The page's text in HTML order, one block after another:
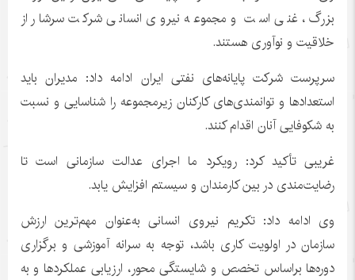
بزرگ، غنی است و مجموعه نیروی انسانی شرکت سرشار از
خلاقیت و نوآوری هستند.
سرپرست شرکت پایانه‌های نفتی ایران ادامه داد: مدیران باید
استعدادها و توانمندی‌های کارکنان زیرمجموعه را شناسایی و نسبت
به شکوفایی آنان اقدام کنند.
غریبی تأکید کرد: رویکرد ما اجرای عدالت سازمانی است تا
رضایت‌مندی در بین کارمندان و سیستم افزایش یابد.
وی ادامه داد: تکریم نیروی انسانی به‌عنوان مهم‌ترین ارزش
سازمان در اولویت کاری باشد، توجه به سرانه آموزشی و برگزاری
دوره‌ها براساس تخصص و شایستگی محور، ارزیابی عملکردها و به